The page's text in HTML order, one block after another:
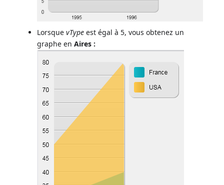
LorsquevType est égal à 5, vous obtenez un
graphe enAires :